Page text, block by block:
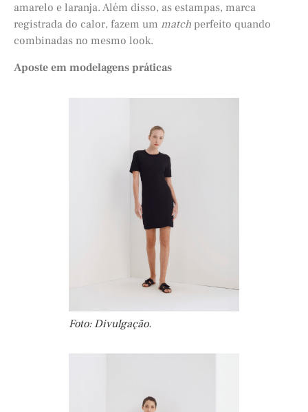
amarelo e laranja. Além disso, as estampas, marca
registrada do calor, fazem um match perfeito quando
combinadas no mesmo look.
Aposte em modelagens práticas
Foto: Divulgação.